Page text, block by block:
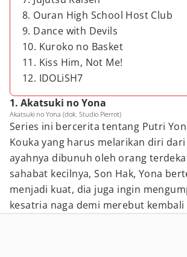
8. Ouran High School Host Club
9. Dance with Devils
10. Kuroko no Basket
11. Kiss Him, Not Me!
12. IDOLiSH7
1. Akatsuki no Yona
Akatsuki no Yona (dok. Studio Pierrot)
Series ini bercerita tentang Putri
Kouka yang harus melarikan diri
ayahnya dibunuh oleh orang
sahabat kecilnya, Son Hak, Yona
menjadi kuat, dia juga ingin
kesatria naga demi merebut kembali